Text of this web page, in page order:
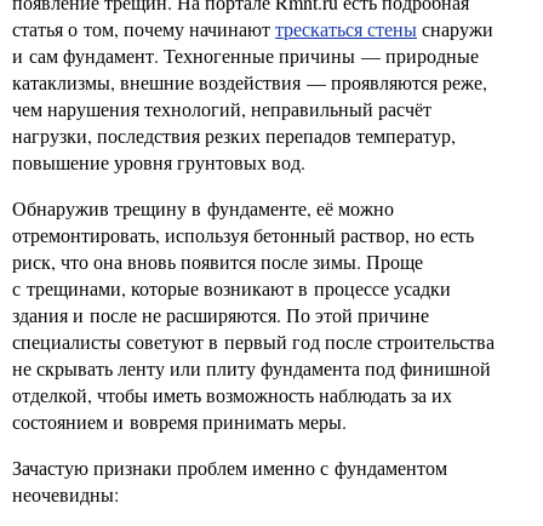
статья о том, почему начинаюттрескаться стеныснаружи
и сам фундамент. Техногенные причины — природные
катаклизмы, внешние воздействия — проявляются реже,
чем нарушения технологий, неправильный расчёт
нагрузки, последствия резких перепадов температур,
повышение уровня грунтовых вод.
Обнаружив трещину в фундаменте, её можно
отремонтировать, используя бетонный раствор, но есть
риск, что она вновь появится после зимы. Проще
с трещинами, которые возникают в процессе усадки
здания и после не расширяются. По этой причине
специалисты советуют в первый год после строительства
не скрывать ленту или плиту фундамента под финишной
отделкой, чтобы иметь возможность наблюдать за их
состоянием и вовремя принимать меры.
Зачастую признаки проблем именно с фундаментом
неочевидны: